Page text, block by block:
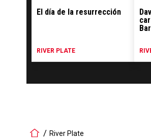
El día de la resurrección
RIVER PLATE
River Plate